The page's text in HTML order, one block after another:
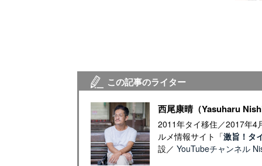
この記事のライター
西尾康晴（Yasuharu
2011年タイ移住／2017年4
ルメ情報サイト「激旨！タ
設／ YouTubeチャンネル